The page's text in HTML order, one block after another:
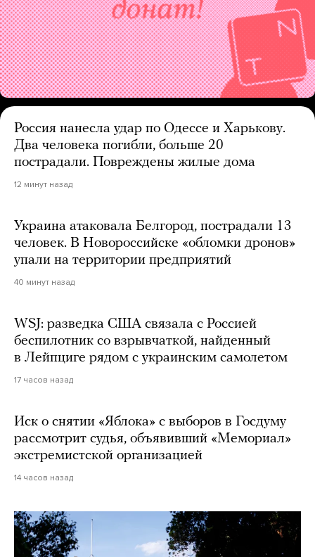
Россия нанесла удар по Одессе и Харькову.
Два человека погибли, больше 20
пострадали. Повреждены жилые дома
12 минут назад
Украина атаковала Белгород, пострадали 13
человек. В Новороссийске «обломки дронов»
упали на территории предприятий
40 минут назад
WSJ: разведка США связала с Россией
беспилотник со взрывчаткой, найденный
в Лейпциге рядом с украинским самолетом
17 часов назад
Иск о снятии «Яблока» с выборов в Госдуму
рассмотрит судья, объявивший «Мемориал»
экстремистской организацией
14 часов назад